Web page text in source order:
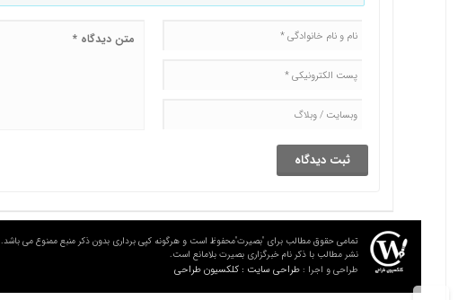
تمامی حقوق مطالب برای "بصیرت"محفوظ است و هرگونه کپی برداری بدون ذکر منبع ممنوع می باشد.
نشر مطالب با ذکر نام خبرگزاری بصیرت بلامانع است.
طراحی و اجرا : طراحی سایت : کلکسیون طراحی